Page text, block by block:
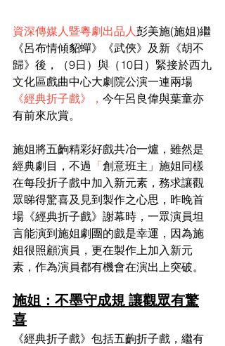
資深傳媒人暨粵劇出品人 彭美施(施姐)繼
《呂布情傾貂蟬》《武俠》及新《胡不
歸》後，（9日）與（10日）緊接於西九
文化區戲曲中心大劇院公演一連兩場
《經典折子戲》
， 今午呂良偉與葉童亦
有前來欣賞。
施姐將五齣精彩好戲共冶一爐，雖然是
經典劇目，不過 「創意班主」施姐同樣
在每段折子戲中加入新元素，務求讓觀
眾睇得驚喜及見到製作之心思，昨晚首
場《經典折子戲》謝幕時，一眾演員坦
言能演到施姐劇團的戲是幸運，因為施
姐很照顧演員，更在製作上加入新元
素，作為演員都有機會在演出上突破。
施姐：不墨守成規 讓觀眾有驚
喜
《經典折子戲》包括五齣折子戲，繼有